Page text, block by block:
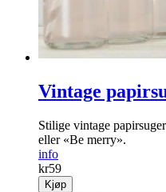
Vintage
Stilige vintage
eller «Be merry».
info
kr59
Kjøp